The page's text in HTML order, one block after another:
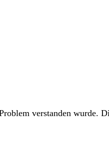
verstanden wurde.